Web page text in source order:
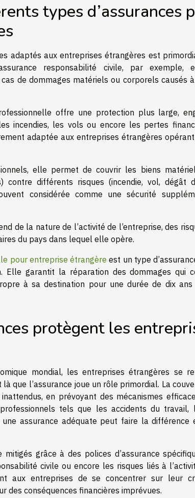
types d’assurances
adaptés aux entreprises étrangères est
responsabilité civile, par exemple,
de dommages matériels ou corporels causés
offre une protection plus large,
incendies, les vols ou encore les pertes
adaptée aux entreprises étrangères
elle permet de couvrir les biens
contre différents risques (incendie, vol, dégât
considérée comme une sécurité
de la nature de l’activité de l’entreprise, des
du pays dans lequel elle opère.
pour entreprise étrangère est un type
Elle garantit la réparation des dommages qui
à sa destination pour une durée de dix
protègent les
mondial, les entreprises étrangères se
que l’assurance joue un rôle primordial. La
en prévoyant des mécanismes
tels que les accidents du travail,
assurance adéquate peut faire la différence
grâce à des polices d’assurance
civile ou encore les risques liés à
aux entreprises de se concentrer sur leur
des conséquences financières imprévues.